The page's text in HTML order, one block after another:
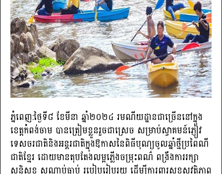
ភ្នំពេញ:ថ្ងៃទី៨ ខែមីនា ឆ្នាំ២០២៤ រមណីយដ្ឋានជាច្រើននៅក្នុង
ខេត្តកំពង់ចាម បានត្រៀមខ្លួនរួចជាស្រេច សម្រាប់ស្វាគមន៍ភ្ញៀវ
ទេសចរជាតិនិងអន្តរជាតិក្នុងឱកាសនៃពិធីបុណ្យចូលឆ្នាំថ្មីប្រពៃណី
ជាតិខ្មែរ ដោយមានតុបតែងលម្អភ្លើងចម្រុះពណ៌ ពង្រឹងការរក្សា
សន្តិសុខ សណ្តាប់ធ្នាប់ របៀបរៀបរយ ដើម្បីការពារសុខសុវត្ថិភាព